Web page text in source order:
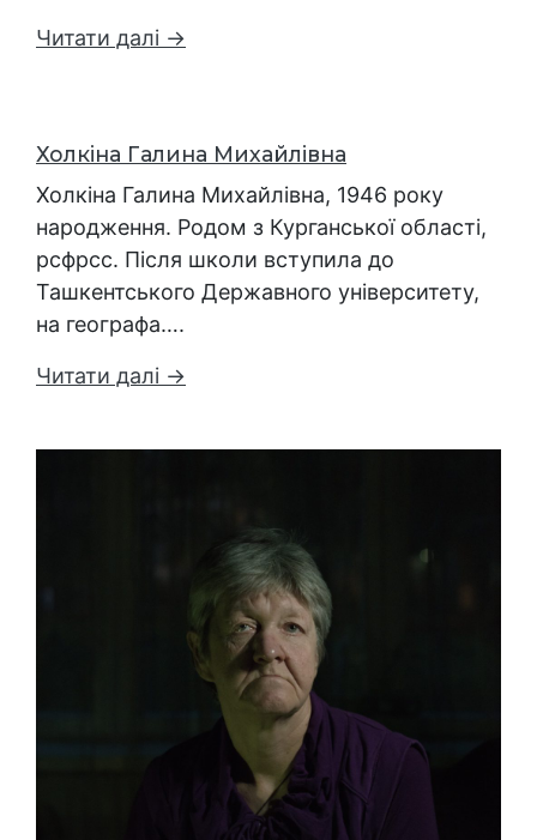
Читати далі →
Холкіна Галина Михайлівна
Холкіна Галина Михайлівна, 1946 року
народження. Родом з Курганської області,
рсфрсс. Після школи вступила до
Ташкентського Державного університету,
на географа….
Читати далі →